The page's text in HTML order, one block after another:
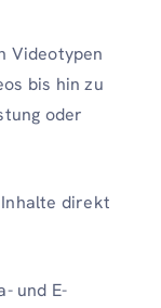
Videotypen
bis hin zu
oder
direkt
und E-